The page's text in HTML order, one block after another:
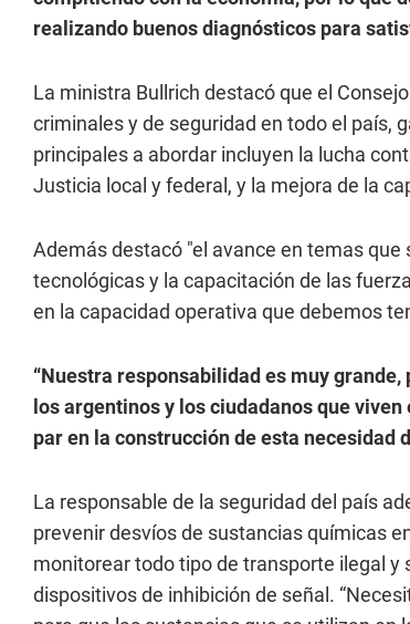
realizando buenos diagnósticos para
La ministra Bullrich destacó que el
criminales y de seguridad en todo el país,
principales a abordar incluyen la lucha
Justicia local y federal, y la mejora de la
Además destacó "el avance en temas
tecnológicas y la capacitación de las
en la capacidad operativa que debemos
“Nuestra responsabilidad es muy
los argentinos y los ciudadanos que
par en la construcción de esta necesidad
La responsable de la seguridad del país
prevenir desvíos de sustancias químicas
monitorear todo tipo de transporte ilegal
dispositivos de inhibición de señal.